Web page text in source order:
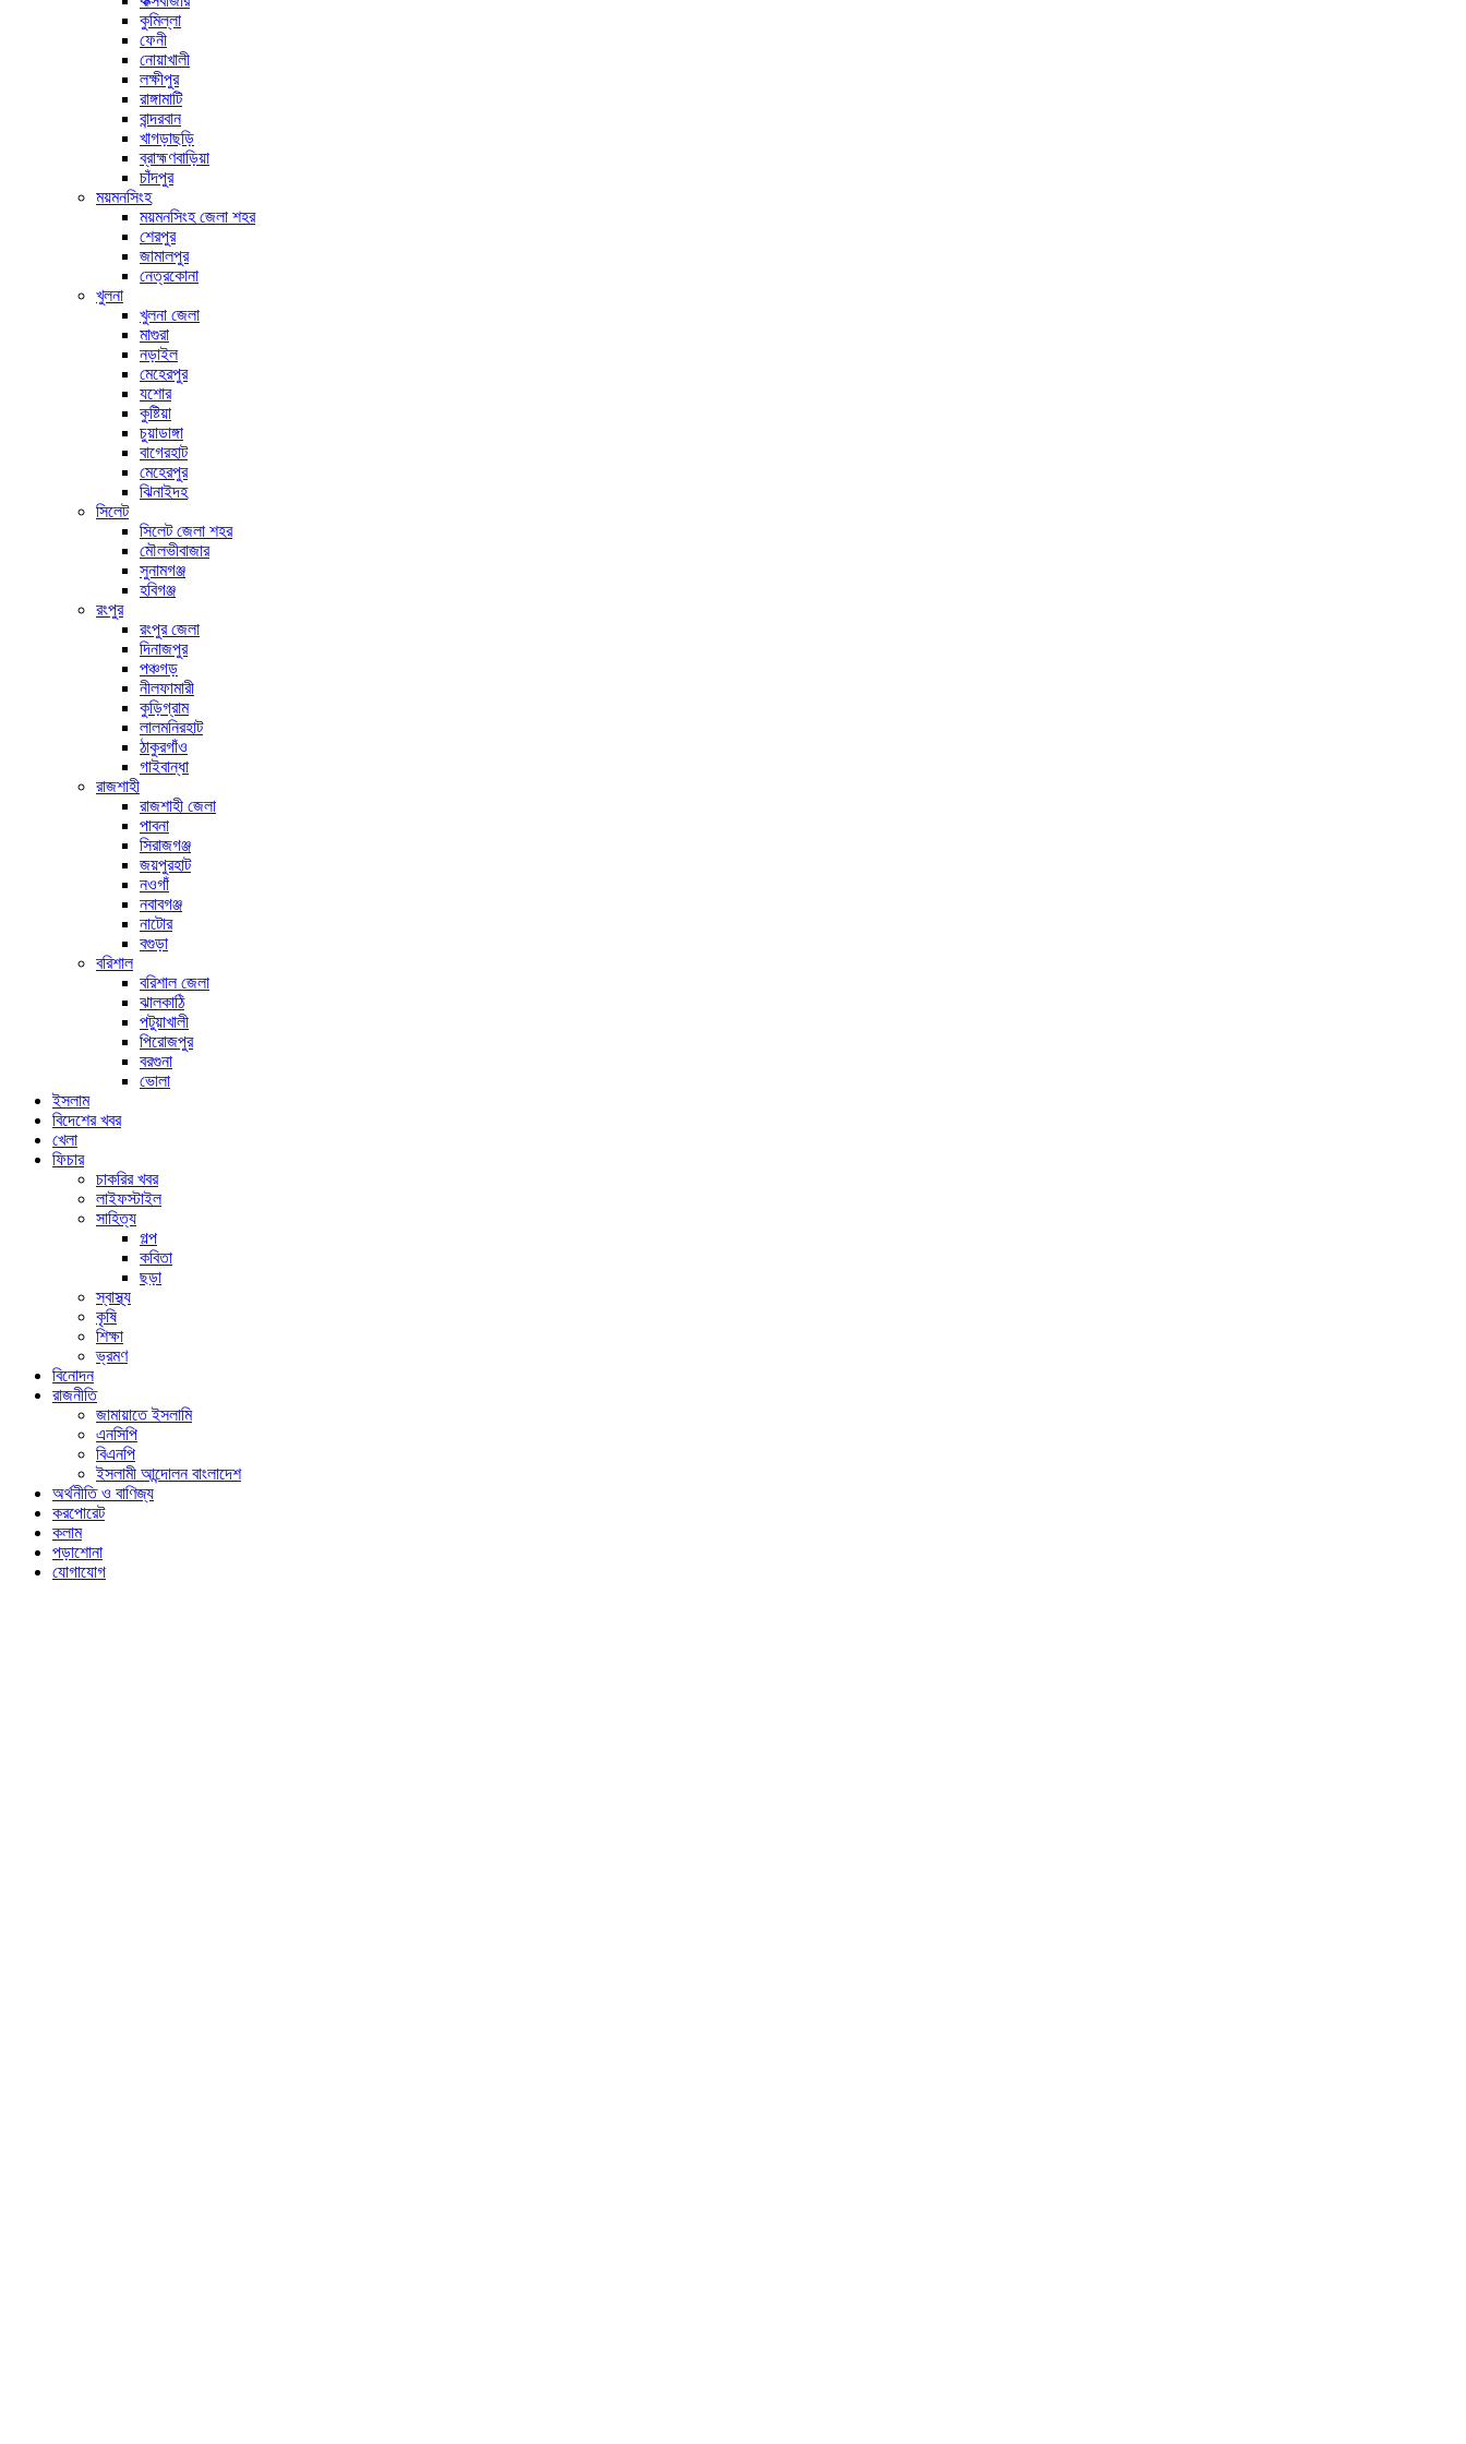
কুমিল্লা
ফেনী
নোয়াখালী
লক্ষীপুর
রাঙ্গামাটি
বান্দরবান
খাগড়াছড়ি
ব্রাহ্মণবাড়িয়া
চাঁদপুর
ময়মনসিংহ
ময়মনসিংহ জেলা শহর
শেরপুর
জামালপুর
নেত্রকোনা
খুলনা
খুলনা জেলা
মাগুরা
নড়াইল
মেহেরপুর
যশোর
কুষ্টিয়া
চুয়াডাঙ্গা
বাগেরহাট
মেহেরপুর
ঝিনাইদহ
সিলেট
সিলেট জেলা শহর
মৌলভীবাজার
সুনামগঞ্জ
হবিগঞ্জ
রংপুর
রংপুর জেলা
দিনাজপুর
পঞ্চগড়
নীলফামারী
কুড়িগ্রাম
লালমনিরহাট
ঠাকুরগাঁও
গাইবান্ধা
রাজশাহী
রাজশাহী জেলা
পাবনা
সিরাজগঞ্জ
জয়পুরহাট
নওগাঁ
নবাবগঞ্জ
নাটোর
বগুড়া
বরিশাল
বরিশাল জেলা
ঝালকাঠি
পটুয়াখালী
পিরোজপুর
বরগুনা
ভোলা
ইসলাম
বিদেশের খবর
খেলা
ফিচার
চাকরির খবর
লাইফস্টাইল
সাহিত্য
গল্প
কবিতা
ছড়া
স্বাস্থ্য
কৃষি
শিক্ষা
ভ্রমণ
বিনোদন
রাজনীতি
জামায়াতে ইসলামি
এনসিপি
বিএনপি
ইসলামী আন্দোলন বাংলাদেশ
অর্থনীতি ও বাণিজ্য
করপোরেট
কলাম
পড়াশোনা
যোগাযোগ